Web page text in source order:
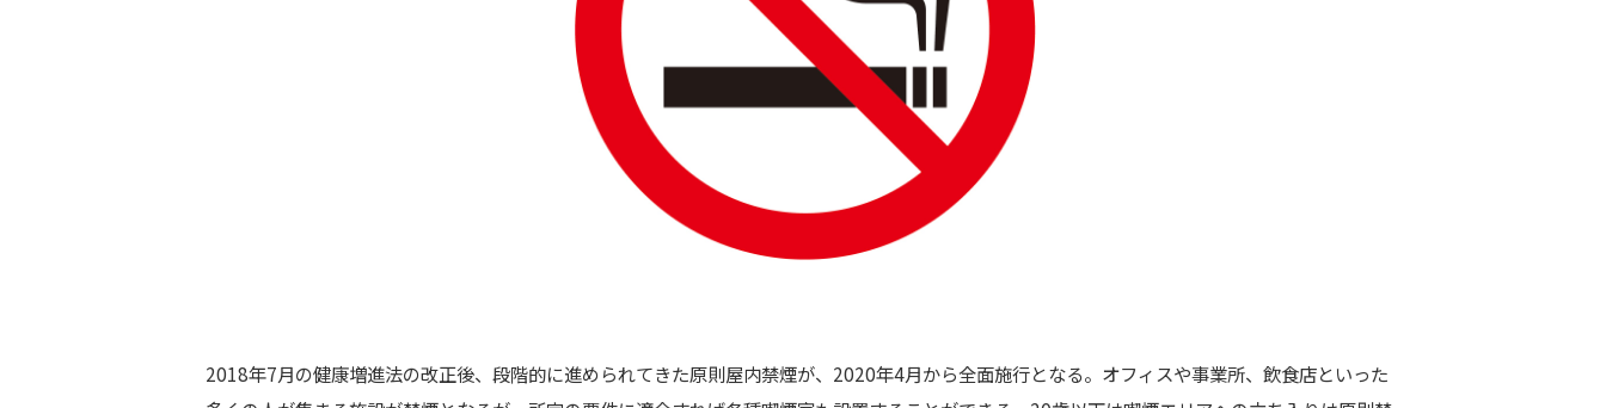
2018年7月の健康増進法の改正後、段階的に進められてきた原則屋内禁煙が、2020年4月から全面施行となる。オフィスや事業所、飲食店といった